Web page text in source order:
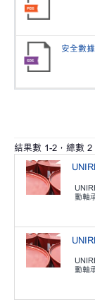
安全數
結果數 1-2 ，總數 2
動軸
動軸